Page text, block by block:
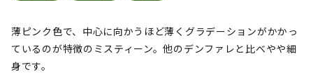
薄ピンク色で、中心に向かうほど薄くグラデーションがかかっ
ているのが特徴のミスティーン。他のデンファレと比べやや細
身です。